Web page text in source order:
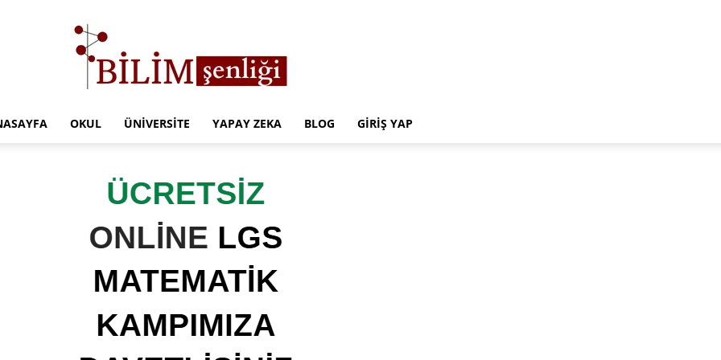
Eğitim
OKUL ÜNIVERSITE YAPAY ZEKA BLOG GIRIŞ YAP